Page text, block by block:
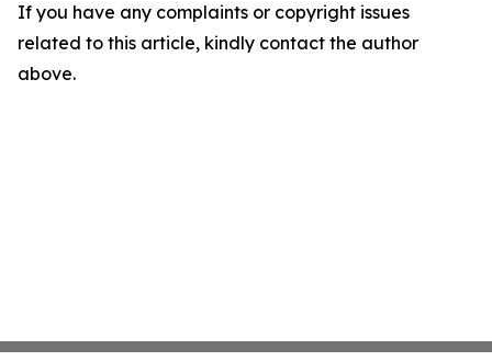
If you have any complaints or copyright issues
related to this article, kindly contact the author
above.